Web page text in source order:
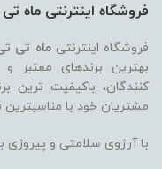
فروشگاه اینترنتی ماه
فروشگاه اینترنتیماه تی
بهترین برندهای
کنندگان، باکیفیت ترین
مشتریان خود با
با آرزوی سلامتی و